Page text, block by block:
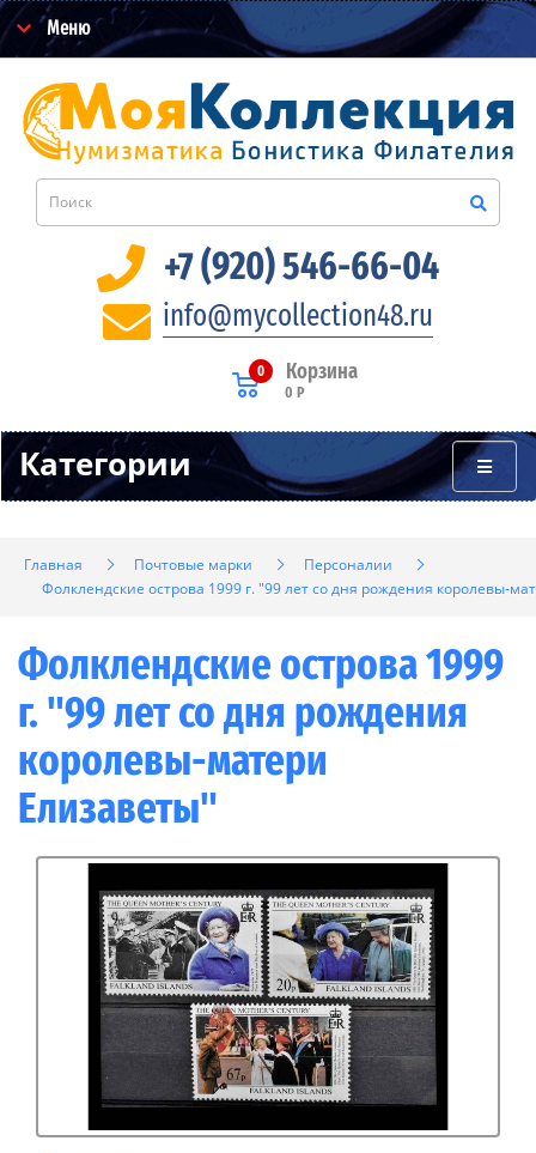
Меню
+7 (920) 546-66-04
info@mycollection48.ru
Корзина
0
0 Р
Категории
Главная Почтовые марки
Персоналии
Фолклендские острова 1999 г. "99 лет со дня рождения королевы-
Фолклендские острова 1999
г. "99 лет со дня рождения
королевы-матери
Елизаветы"